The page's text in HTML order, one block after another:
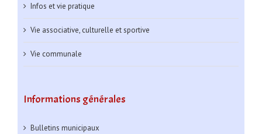
Infos et vie pratique
Vie associative, culturelle et sportive
Vie communale
Informations générales
Bulletins municipaux